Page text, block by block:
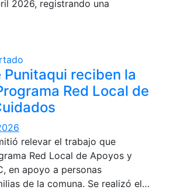
2026, registrando una
Punitaqui reciben la
Red Local de
relevar el trabajo que
Red Local de Apoyos y
en apoyo a personas
de la comuna. Se realizó el…